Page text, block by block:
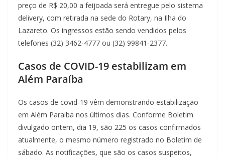
preço de R$ 20,00 a feijoada será entregue pelo sistema
delivery, com retirada na sede do Rotary, na Ilha do
Lazareto. Os ingressos estão sendo vendidos pelos
telefones (32) 3462-4777 ou (32) 99841-2377.
Casos de COVID-19 estabilizam em
Além Paraíba
Os casos de covid-19 vêm demonstrando estabilização
em Além Paraiba nos últimos dias. Conforme Boletim
divulgado ontem, dia 19, são 225 os casos confirmados
atualmente, o mesmo número registrado no Boletim de
sábado. As notificações, que são os casos suspeitos,